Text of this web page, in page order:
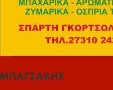
ΜΠΑΤΣΑΚΗΣ